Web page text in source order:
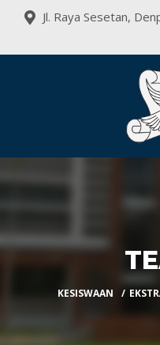
Jl. Raya Sesetan,
KESISWAAN